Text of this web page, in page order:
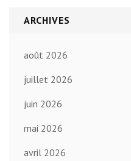
ARCHIVES
août 2026
juillet 2026
juin 2026
mai 2026
avril 2026